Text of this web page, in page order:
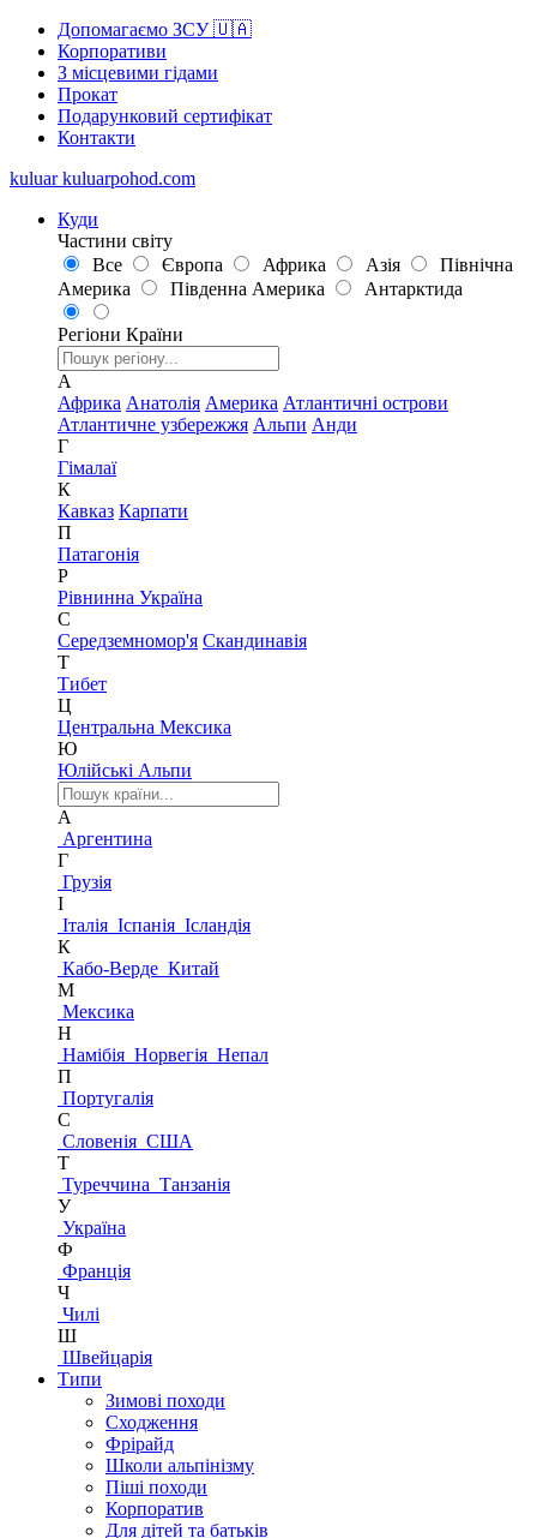
Допомагаємо ЗСУ 🇺🇦
Корпоративи
З місцевими гідами
Прокат
Подарунковий сертифікат
Контакти
kuluar kuluarpohod.com
Куди
Частини світу
Все
Європа Африка Азія
Північна
Америка
Південна Америка Антарктида
Регіони Країни
А
Африка Анатолія Америка Атлантичні острови
Атлантичне узбережжя Альпи Анди
Г
Гімалаї
К
Кавказ Карпати
П
Патагонія
Р
Рівнинна Україна
С
Середземномор'я Скандинавія
Т
Тибет
Ц
Центральна Мексика
Ю
Юлійські Альпи
А
Аргентина
Г
Грузія
І
Італія Іспанія Ісландія
К
Кабо-Верде Китай
М
Мексика
Н
Намібія Норвегія Непал
П
Португалія
С
Словенія США
Т
Туреччина Танзанія
У
Україна
Ф
Франція
Ч
Чилі
Ш
Швейцарія
Типи
Зимові походи
Сходження
Фрірайд
Школи альпінізму
Піші походи
Корпоратив
Для дітей та батьків